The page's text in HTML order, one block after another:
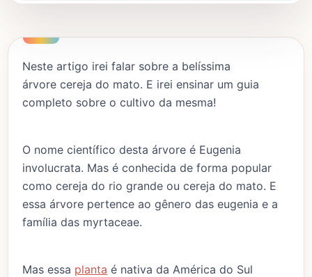
Neste artigo irei falar sobre a belíssima
árvore cereja do mato. E irei ensinar um guia
completo sobre o cultivo da mesma!
O nome científico desta árvore é Eugenia
involucrata. Mas é conhecida de forma popular
como cereja do rio grande ou cereja do mato. E
essa árvore pertence ao gênero das eugenia e a
família das myrtaceae.
Mas essa planta é nativa da América do Sul